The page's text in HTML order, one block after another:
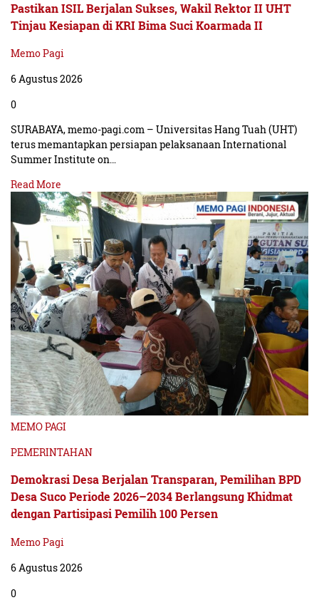
Pastikan ISIL Berjalan Sukses, Wakil Rektor II UHT
Tinjau Kesiapan di KRI Bima Suci Koarmada II
Memo Pagi
6 Agustus 2026
0
SURABAYA, memo-pagi.com – Universitas Hang Tuah (UHT)
terus memantapkan persiapan pelaksanaan International
Summer Institute on…
Read More
MEMO PAGI
PEMERINTAHAN
Demokrasi Desa Berjalan Transparan, Pemilihan BPD
Desa Suco Periode 2026–2034 Berlangsung Khidmat
dengan Partisipasi Pemilih 100 Persen
Memo Pagi
6 Agustus 2026
0